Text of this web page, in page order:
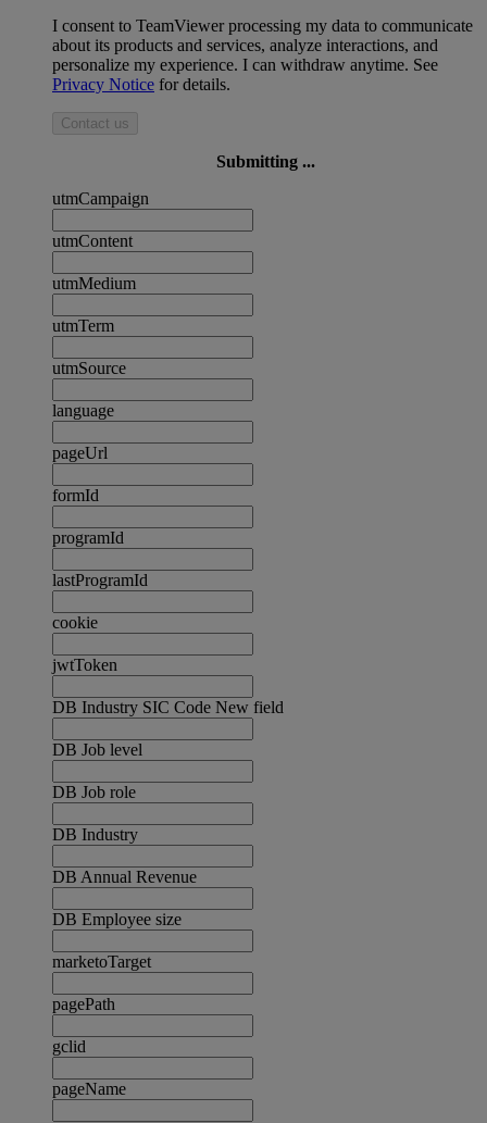
I consent to TeamViewer processing my data to communicate
about its products and services, analyze interactions, and
personalize my experience. I can withdraw anytime. See
Privacy Notice for details.
Contact us
Submitting ...
utmCampaign
utmContent
utmMedium
utmTerm
utmSource
language
pageUrl
formId
programId
lastProgramId
cookie
jwtToken
DB Industry SIC Code New field
DB Job level
DB Job role
DB Industry
DB Annual Revenue
DB Employee size
marketoTarget
pagePath
gclid
pageName